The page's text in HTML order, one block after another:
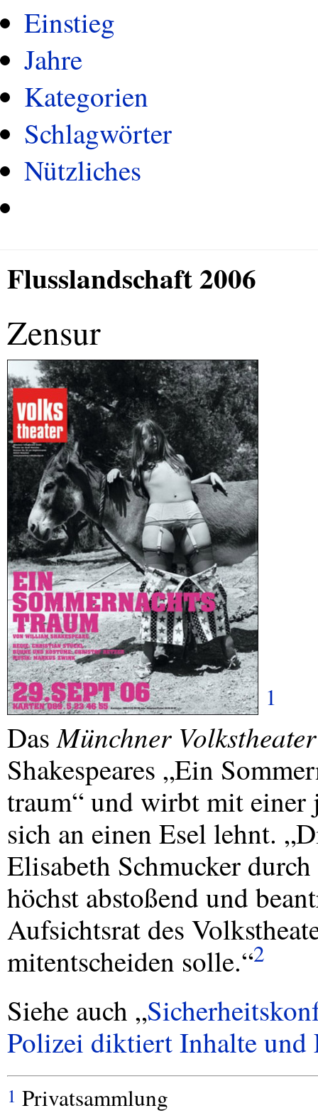
Einstieg
Jahre
Kategorien
Schlagwörter
Nützliches
Flusslandschaft 2006
Zensur
1
DasMünchner Volkstheater
Shakespeares „Ein
traum“ und wirbt mit einer
sich an einen Esel lehnt.
Elisabeth Schmucker
höchst abstoßend und
Aufsichtsrat des
mitentscheiden solle.“2
Siehe auch „
Polizei diktiert Inhalte und
1 Privatsammlung